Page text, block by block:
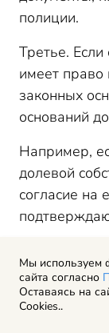
полиции.
Третье. Если
имеет
законных
оснований
Например,
долевой
согласие на
ПРИМЕР
Суд
Мы используем
сайта согласно
Оставаясь на
Cookies..